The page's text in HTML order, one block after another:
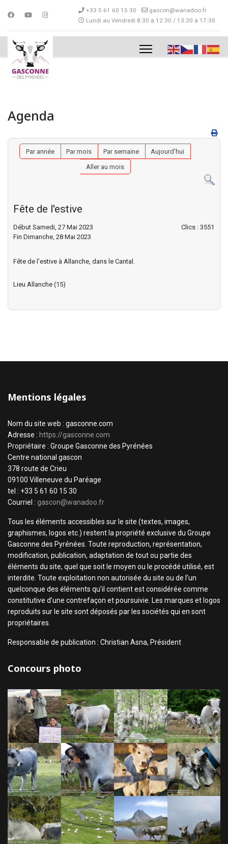
+33 5 61 60 15 30
gascon@wanadoo.fr
Lundi au Vendredi 8:30 à 12:30 / 13:30 à 17:30
Agenda
Par année Par mois Par semaine
Aujourd'hui
Aller au mois
Fête de l'estive
Début Samedi, 27 Mai 2023
Fin Dimanche, 28 Mai 2023
Clics : 3551
Fête de l'estive à Allanche, dans le Cantal.
Lieu Allanche (15)
Mentions légales
Nom du site web : gasconne.com
Adresse : https://gasconne.com
Propriétaire : Groupe Gasconne des Pyrénées
Centre national gascon
378 route de Crieu
09100 Villeneuve du Paréage
tel : +33 5 61 60 15 30
Courriel : gascon@wanadoo.fr
Tous les éléments accessibles sur le site (textes, images,
graphismes, logos etc.) restent la propriété exclusive du Groupe
Gasconne des Pyrénées. Toute reproduction, représentation,
modification, publication, adaptation de tout ou partie des
éléments du site, quel que soit le moyen ou le procédé utilisé, est
interdite. Toute exploitation non autorisée du site ou de l’un
quelconque des éléments qu’il contient est considérée comme
constitutive d’une contrefaçon et poursuivie. Les marques et logos
reproduits sur le site sont déposés par les sociétés qui en sont
propriétaires.
Responsable de publication : Christian Asna, Président
Concours photo